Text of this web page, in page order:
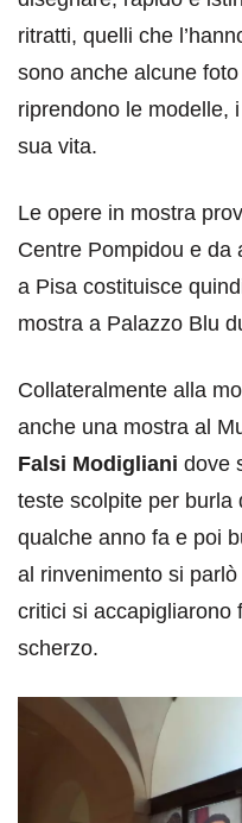
ritratti, quelli che
sono anche alcune
riprendono le modelle,
sua vita.
Le opere in mostra
Centre Pompidou e da
a Pisa costituisce
mostra a Palazzo Blu
Collateralmente alla
anche una mostra al
Falsi Modigliani dove
teste scolpite per burla
qualche anno fa e poi
al rinvenimento si
critici si accapigliarono
scherzo.